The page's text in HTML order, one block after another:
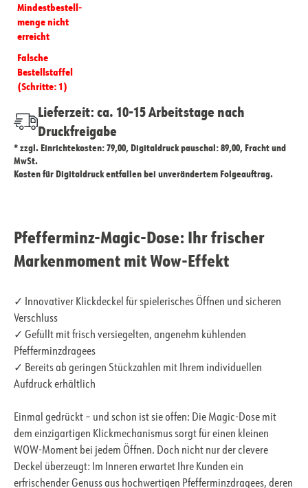
Mindest­­bestell­­
menge nicht
erreicht
Falsche
Bestellstaffel
(Schritte: 1)
Lieferzeit: ca. 10-15 Arbeitstage nach
Druckfreigabe
* zzgl. Einrichtekosten: 79,00, Digitaldruck pauschal: 89,00, Fracht und
MwSt.
Kosten für Digitaldruck entfallen bei unverändertem Folgeauftrag.
Pfefferminz-Magic-Dose: Ihr frischer
Markenmoment mit Wow-Effekt
✓ Innovativer Klickdeckel für spielerisches Öffnen und sicheren
Verschluss
✓ Gefüllt mit frisch versiegelten, angenehm kühlenden
Pfefferminzdragees
✓ Bereits ab geringen Stückzahlen mit Ihrem individuellen
Aufdruck erhältlich
Einmal gedrückt – und schon ist sie offen: Die Magic-Dose mit
dem einzigartigen Klickmechanismus sorgt für einen kleinen
WOW-Moment bei jedem Öffnen. Doch nicht nur der clevere
Deckel überzeugt: Im Inneren erwartet Ihre Kunden ein
erfrischender Genuss aus hochwertigen Pfefferminzdragees, deren